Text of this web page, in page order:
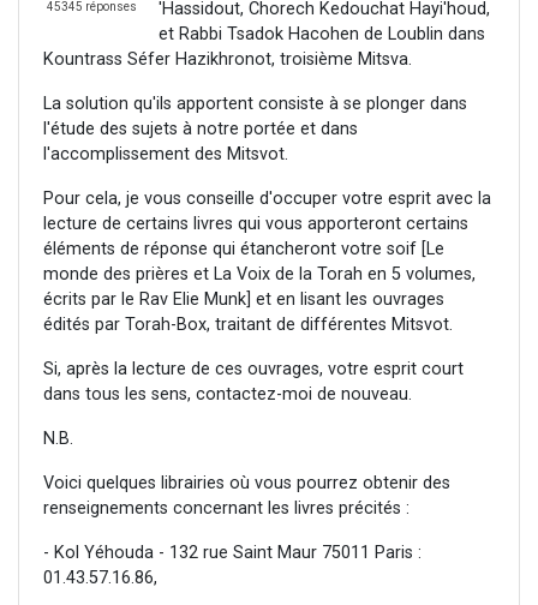
45345 réponses
'Hassidout, Chorech Kedouchat Hayi'houd,
et Rabbi Tsadok Hacohen de Loublin dans
Kountrass Séfer Hazikhronot, troisième Mitsva.
La solution qu'ils apportent consiste à se plonger dans
l'étude des sujets à notre portée et dans
l'accomplissement des Mitsvot.
Pour cela, je vous conseille d'occuper votre esprit avec la
lecture de certains livres qui vous apporteront certains
éléments de réponse qui étancheront votre soif [Le
monde des prières et La Voix de la Torah en 5 volumes,
écrits par le Rav Elie Munk] et en lisant les ouvrages
édités par Torah-Box, traitant de différentes Mitsvot.
Si, après la lecture de ces ouvrages, votre esprit court
dans tous les sens, contactez-moi de nouveau.
N.B.
Voici quelques librairies où vous pourrez obtenir des
renseignements concernant les livres précités :
- Kol Yéhouda - 132 rue Saint Maur 75011 Paris :
01.43.57.16.86,